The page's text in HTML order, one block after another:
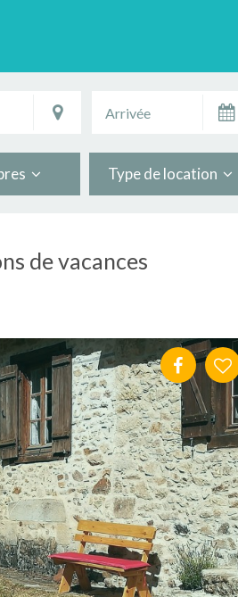
Type de location
de vacances